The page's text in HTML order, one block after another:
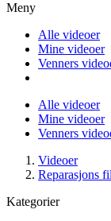
Meny
Alle videoer
Mine videoer
Venners
Alle videoer
Mine videoer
Venners
Videoer
Reparasjons
Kategorier